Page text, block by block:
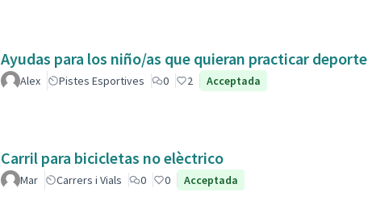
Ayudas para los niño/as que quieran practicar deporte
Alex Pistes Esportives 0 2 Acceptada
Carril para bicicletas no elèctrico
Mar Carrers i Vials 0 0 Acceptada